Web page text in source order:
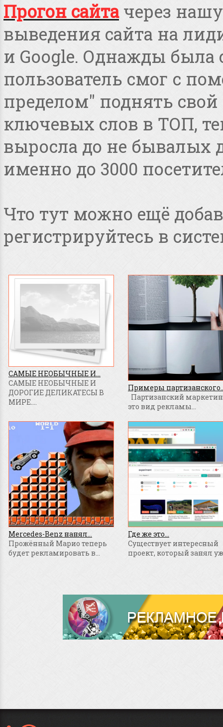
Прогон сайта через
выведения сайта на
и Google. Однажды была
пользователь смог с
пределом" поднять свой
ключевых слов в ТОП,
выросла до не бывалых
именно до 3000
Что тут можно ещё
регистрируйтесь в
САМЫЕ НЕОБЫЧНЫЕ И...
САМЫЕ НЕОБЫЧНЫЕ И
ДОРОГИЕ ДЕЛИКАТЕСЫ В
МИРЕ....
Примеры
Партизанский
это вид рекламы...
Mercedes-Benz нанял...
Прожённый Марио теперь
будет рекламировать в...
Где же это...
Существует интересный
проект, который занял